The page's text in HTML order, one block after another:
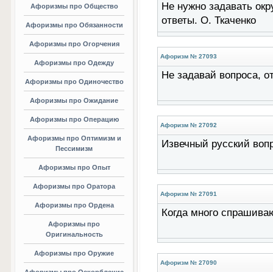
Афоризмы про Общество
Афоризмы про Обязанности
Афоризмы про Огорчения
Афоризмы про Одежду
Афоризмы про Одиночество
Афоризмы про Ожидание
Афоризмы про Операцию
Афоризмы про Оптимизм и
Пессимизм
Афоризмы про Опыт
Афоризмы про Оратора
Афоризмы про Ордена
Афоризмы про
Оригинальность
Афоризмы про Оружие
Не нужно задавать
ответы. О. Ткаченко
Афоризм № 27093
Не задавай вопроса,
Афоризм № 27092
Извечный русский
Афоризм № 27091
Когда много
Афоризм № 27090